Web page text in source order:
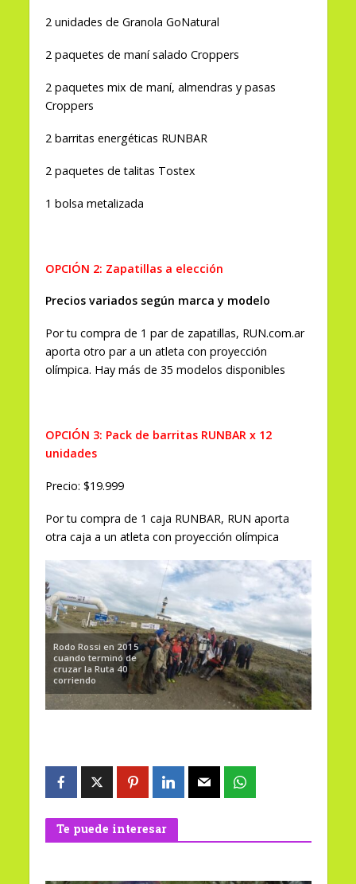
2 unidades de Granola GoNatural
2 paquetes de maní salado Croppers
2 paquetes mix de maní, almendras y pasas
Croppers
2 barritas energéticas RUNBAR
2 paquetes de talitas Tostex
1 bolsa metalizada
OPCIÓN 2: Zapatillas a elección
Precios variados según marca y modelo
Por tu compra de 1 par de zapatillas, RUN.com.ar
aporta otro par a un atleta con proyección
olímpica. Hay más de 35 modelos disponibles
OPCIÓN 3: Pack de barritas RUNBAR x 12
unidades
Precio: $19.999
Por tu compra de 1 caja RUNBAR, RUN aporta
otra caja a un atleta con proyección olímpica
Rodo Rossi en 2015
cuando terminó de
cruzar la Ruta 40
corriendo
Te puede interesar